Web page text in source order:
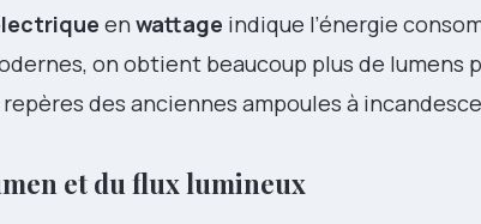
en wattage indique l’énergie
on obtient beaucoup plus de lumens
des anciennes ampoules à
et du flux lumineux